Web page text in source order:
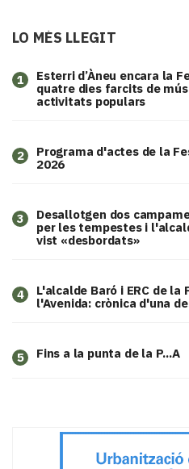
LO MÉS LLEGIT
1
Esterri d’Àneu encara la
quatre dies farcits de
activitats populars
2
Programa d'actes de la
2026
3
​Desallotgen dos
per les tempestes i
vist «desbordats»
4
L'alcalde Baró i ERC de la
l'Avenida: crònica d'una
5 Fins a la punta de la P...A